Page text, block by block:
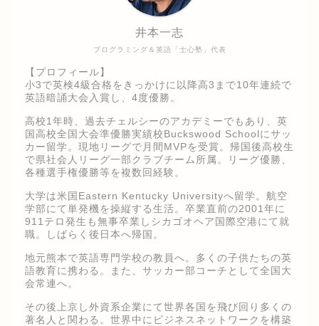
プログラミング＆英語「士心塾」代表
井本一志
【プロフィール】
小3で英検4級合格をきっかけに以降高3まで10年連続で
英語暗誦大会入賞し、4度優勝。
高校1年時、過去チェルシーのアカデミーでもあり、英
国高校全国大会準優勝実績校Buckswood Schoolにサッ
カー留学。現地リーグで月間MVPを受賞。帰国後高校生
で県社会人リーグ一部クラブチーム所属。リーグ優勝、
各種選手権優勝等を複数回経験。
大学は米国Eastern Kentucky Universityへ留学。航空
学部にて単発機を操縦する生活。卒業直前の2001年に
911テロ発生も無事卒業しシカゴオヘア国際空港にて就
職。しばらく後日本へ帰国。
地元熊本で英語専門学校の教員へ。多くの子供たちの英
語教育に携わる。また、サッカー部コーチとして全国大
会常連へ。
その後上京し外資系企業にて世界各国を飛び回り多くの
著名人と関わる。世界中にビジネスネットワークを構築